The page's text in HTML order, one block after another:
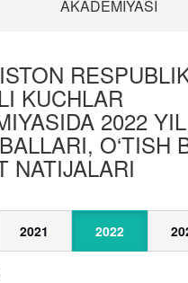
AKADEMIYASI
KUCHLAR
2022
O‘TISH
NATIJALARI
2021 2022